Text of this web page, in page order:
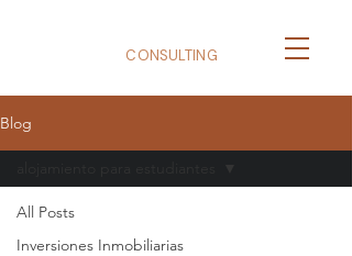
CONSULTING
Blog
All Posts
Inversiones Inmobiliarias